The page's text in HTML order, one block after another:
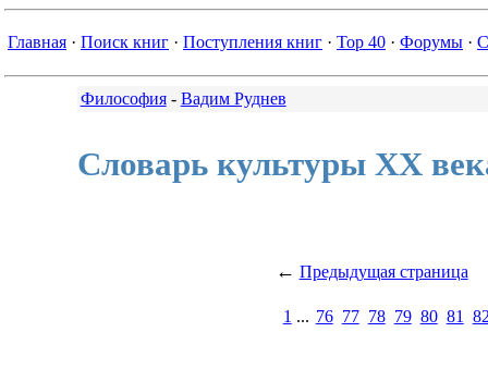
Главная · Поиск книг · Поступления книг · Top 40 · Форумы ·
Философия- Вадим Руднев
Словарь культуры XX
← Предыдущая страница
1 ... 76 77 78 79 80 81